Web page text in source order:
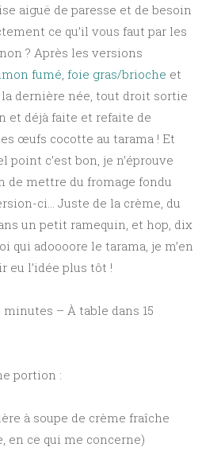
aiguë de paresse et de besoin
ce qu’il vous faut par les
? Après les versions
fumé foie gras/brioche et
la dernière née, tout droit sortie
et déjà faite et refaite de
œufs cocotte au tarama ! Et
point c’est bon, je n’éprouve
de mettre du fromage fondu
ci… Juste de la crème, du
un petit ramequin, et hop, dix
qui adoooore le tarama, je m’en
eu l’idée plus tôt !
– À table dans 15
portion :
à soupe de crème fraîche
en ce qui me concerne)